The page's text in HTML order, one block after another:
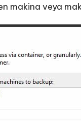
makina veya